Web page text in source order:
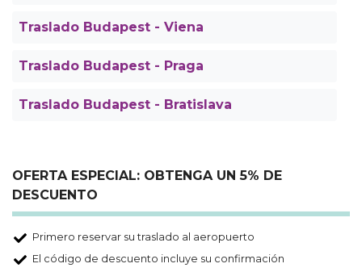
Traslado Budapest - Viena
Traslado Budapest - Praga
Traslado Budapest - Bratislava
OFERTA ESPECIAL: OBTENGA UN 5% DE
DESCUENTO
Primero reservar su traslado al aeropuerto
El código de descuento incluye su confirmación